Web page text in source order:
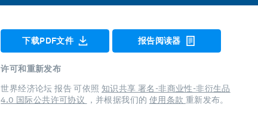
下载PDF文件 报告阅读器
许可和重新发布
世界经济论坛 报告 可依照 知识共享 署名-非商业性-非衍生品
4.0 国际公共许可协议
，并根据我们的 使用条款 重新发布。